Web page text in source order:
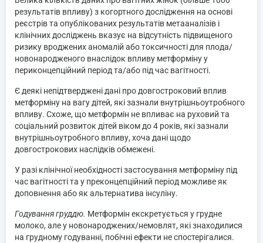
результатів впливу) з когортного дослідження на основі
реєстрів та опублікованих результатів метааналізів і
клінічних досліджень вказує на відсутність підвищеного
ризику вроджених аномалій або токсичності для плода/
новонародженого внаслідок впливу метформіну у
периконцепційний період та/або під час вагітності.
Є деякі непідтверджені дані про довгостроковий вплив
метформіну на вагу дітей, які зазнали внутрішньоутробного
впливу. Схоже, що метформін не впливає на руховий та
соціальний розвиток дітей віком до 4 років, які зазнали
внутрішньоутробного впливу, хоча дані щодо
довгострокових наслідків обмежені.
У разі клінічної необхідності застосування метформіну під
час вагітності та у преконцепційний період можливе як
доповнення або як альтернатива інсуліну.
Годування груддю. Метформін екскретується у грудне
молоко, але у новонароджених/немовлят, які знаходилися
на грудному годуванні, побічні ефекти не спостерігалися.